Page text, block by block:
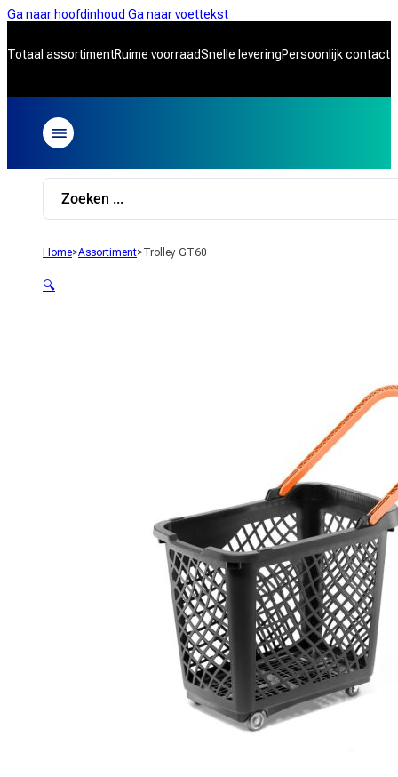
Ga naar hoofdinhoud Ga naar voettekst
Totaal assortimentRuime voorraadSnelle leveringPersoonlijk contact
Search
Home>Assortiment>Trolley GT60
🔍